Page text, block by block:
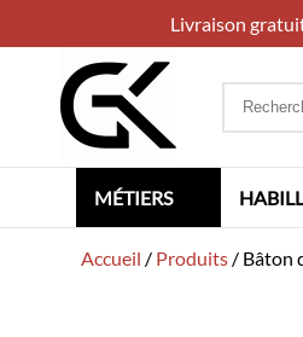
Livraison
MÉTIERS
Accueil / Produits / Bâton